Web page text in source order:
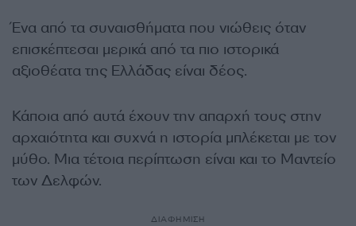
Ένα από τα συναισθήματα που νιώθεις όταν
επισκέπτεσαι μερικά από τα πιο ιστορικά
αξιοθέατα της Ελλάδας είναι δέος.
Κάποια από αυτά έχουν την απαρχή τους στην
αρχαιότητα και συχνά η ιστορία μπλέκεται με τον
μύθο. Μια τέτοια περίπτωση είναι και το Μαντείο
των Δελφών.
ΔΙΑΦΗΜΙΣΗ